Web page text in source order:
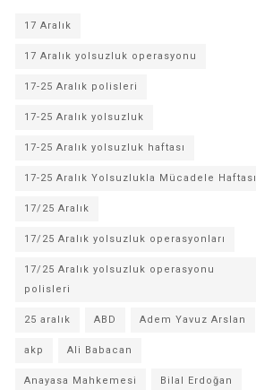
17 Aralık
17 Aralık yolsuzluk operasyonu
17-25 Aralık polisleri
17-25 Aralık yolsuzluk
17-25 Aralık yolsuzluk haftası
17-25 Aralık Yolsuzlukla Mücadele Haftası
17/25 Aralık
17/25 Aralık yolsuzluk operasyonları
17/25 Aralık yolsuzluk operasyonu
polisleri
25 aralık ABD Adem Yavuz Arslan
akp Ali Babacan
Anayasa Mahkemesi Bilal Erdoğan